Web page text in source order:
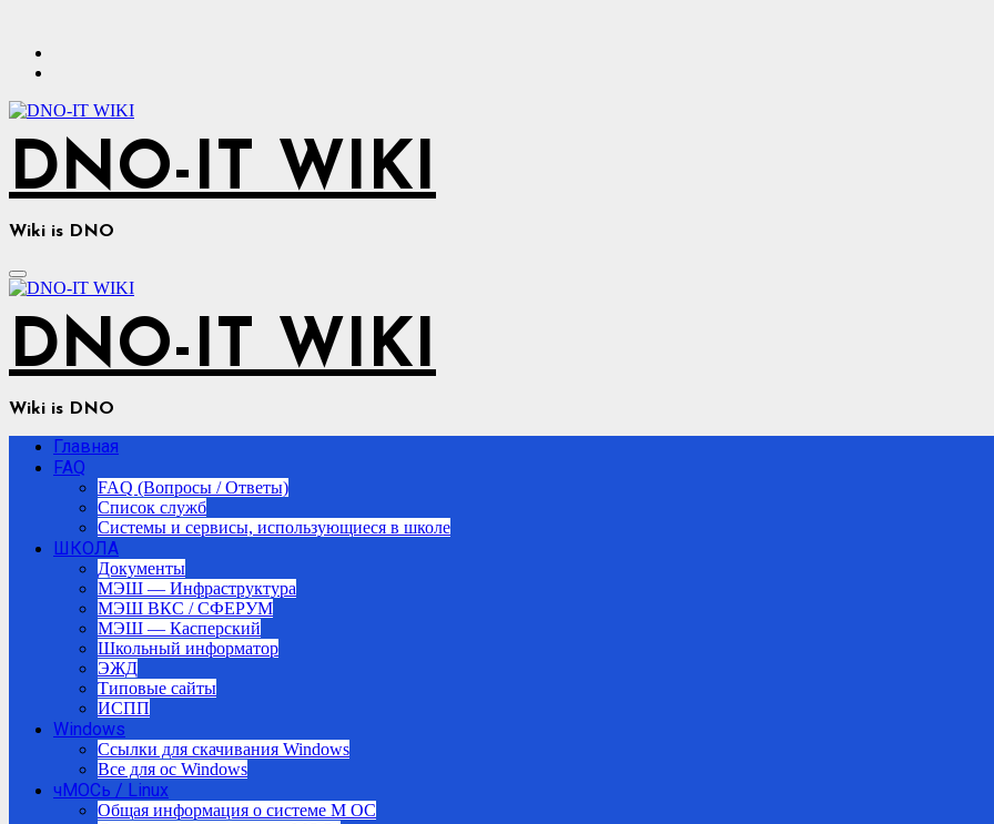
содержимому
DNO-IT WIKI
Wiki is DNO
DNO-IT WIKI
Wiki is DNO
Главная
FAQ
FAQ (Вопросы / Ответы)
Список служб
Системы и сервисы, использующиеся в школе
ШКОЛА
Документы
МЭШ — Инфраструктура
МЭШ ВКС / СФЕРУМ
МЭШ — Касперский
Школьный информатор
ЭЖД
Типовые сайты
ИСПП
Windows
Ссылки для скачивания Windows
Все для ос Windows
чМОСь / Linux
Общая информация о системе М ОС